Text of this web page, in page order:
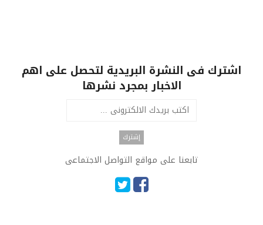
اشترك فى النشرة البريدية لتحصل على اهم
الاخبار بمجرد نشرها
تابعنا على مواقع التواصل الاجتماعى